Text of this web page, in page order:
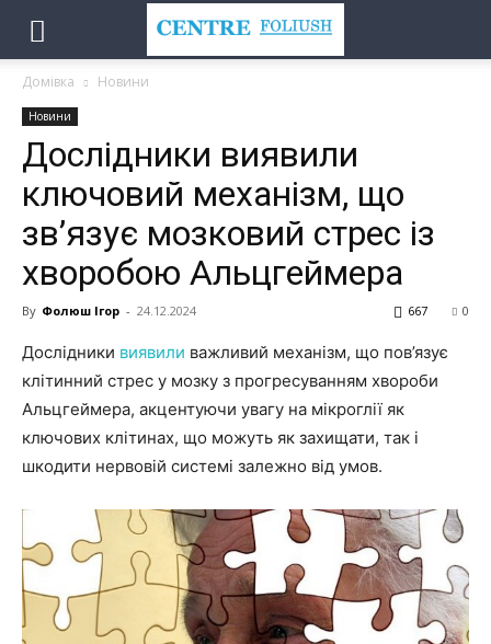
Домівка Новини
Новини
Дослідники виявили
ключовий механізм, що
зв’язує мозковий стрес із
хворобою Альцгеймера
By Фолюш Ігор - 24.12.2024 0
667
Дослідники виявили важливий механізм, що пов’язує
клітинний стрес у мозку з прогресуванням хвороби
Альцгеймера, акцентуючи увагу на мікроглії як
ключових клітинах, що можуть як захищати, так і
шкодити нервовій системі залежно від умов.